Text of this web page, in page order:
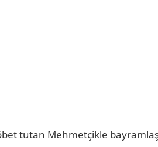
tutan Mehmetçikle